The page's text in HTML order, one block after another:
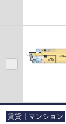
賃貸｜マンション